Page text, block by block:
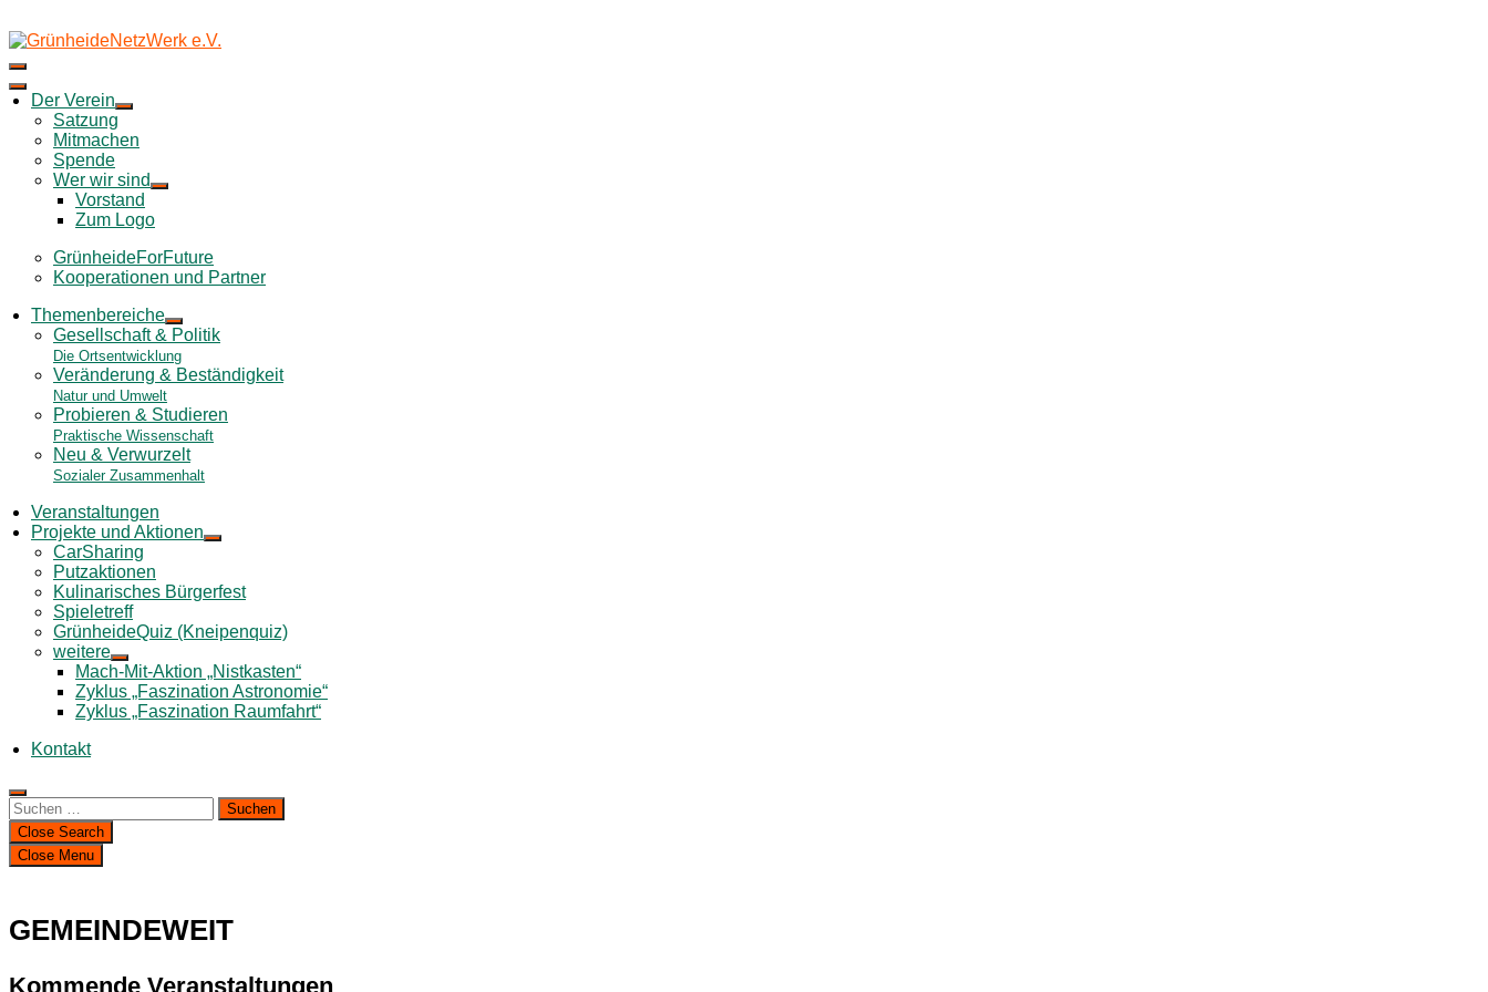
to
Der Verein
Satzung
Mitmachen
Spende
Wer wir sind
Vorstand
Zum Logo
GrünheideForFuture
Kooperationen und Partner
Themenbereiche
Gesellschaft & Politik
Die Ortsentwicklung
Veränderung & Beständigkeit
Natur und Umwelt
Probieren & Studieren
Praktische Wissenschaft
Neu & Verwurzelt
Sozialer Zusammenhalt
Veranstaltungen
Projekte und Aktionen
CarSharing
Putzaktionen
Kulinarisches Bürgerfest
Spieletreff
GrünheideQuiz (Kneipenquiz)
weitere
Mach-Mit-Aktion „Nistkasten“
Zyklus „Faszination Astronomie“
Zyklus „Faszination Raumfahrt“
Kontakt
Suchen
nach:
Close Search
Close Menu
GEMEINDEWEIT
Kommende Veranstaltungen